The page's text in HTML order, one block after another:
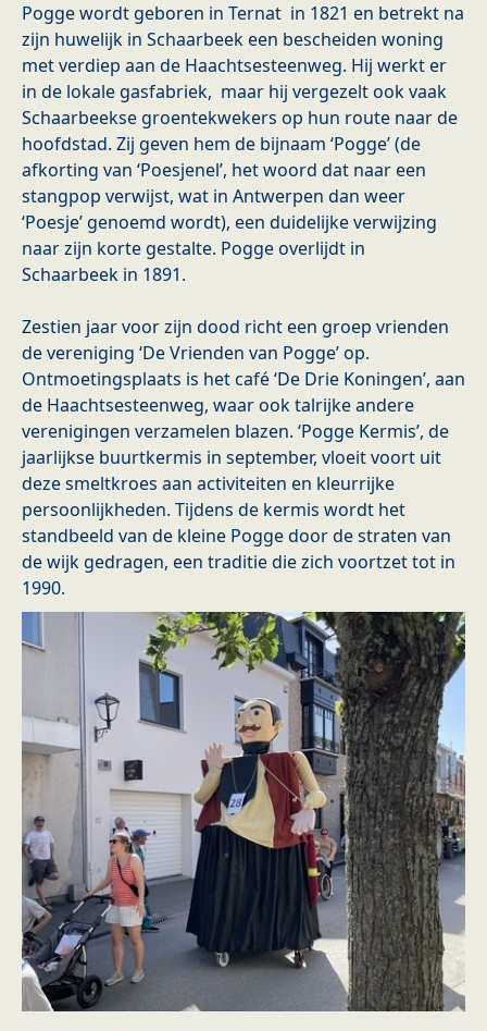
Pogge wordt geboren in Ternat in 1821 en betrekt na
zijn huwelijk in Schaarbeek een bescheiden woning
met verdiep aan de Haachtsesteenweg. Hij werkt er
in de lokale gasfabriek, maar hij vergezelt ook vaak
Schaarbeekse groentekwekers op hun route naar de
hoofdstad. Zij geven hem de bijnaam ‘Pogge’ (de
afkorting van ‘Poesjenel’, het woord dat naar een
stangpop verwijst, wat in Antwerpen dan weer
‘Poesje’ genoemd wordt), een duidelijke verwijzing
naar zijn korte gestalte. Pogge overlijdt in
Schaarbeek in 1891.
Zestien jaar voor zijn dood richt een groep vrienden
de vereniging ‘De Vrienden van Pogge’ op.
Ontmoetingsplaats is het café ‘De Drie Koningen’, aan
de Haachtsesteenweg, waar ook talrijke andere
verenigingen verzamelen blazen. ‘Pogge Kermis’, de
jaarlijkse buurtkermis in september, vloeit voort uit
deze smeltkroes aan activiteiten en kleurrijke
persoonlijkheden. Tijdens de kermis wordt het
standbeeld van de kleine Pogge door de straten van
de wijk gedragen, een traditie die zich voortzet tot in
1990.